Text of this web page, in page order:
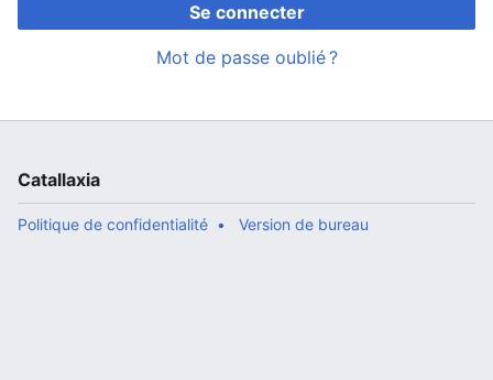
Se connecter
Mot de passe oublié ?
Catallaxia
Politique de confidentialité Version de bureau